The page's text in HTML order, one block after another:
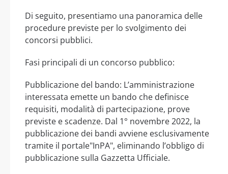
Di seguito, presentiamo una panoramica delle
procedure previste per lo svolgimento dei
concorsi pubblici.
Fasi principali di un concorso pubblico:
Pubblicazione del bando: L’amministrazione
interessata emette un bando che definisce
requisiti, modalità di partecipazione, prove
previste e scadenze. Dal 1° novembre 2022, la
pubblicazione dei bandi avviene esclusivamente
tramite il portale"InPA", eliminando l’obbligo di
pubblicazione sulla Gazzetta Ufficiale.